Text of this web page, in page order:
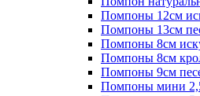
Помпоны 12см
Помпоны 13см
Помпоны 8см
Помпоны 8см
Помпоны 9см
Помпоны мини